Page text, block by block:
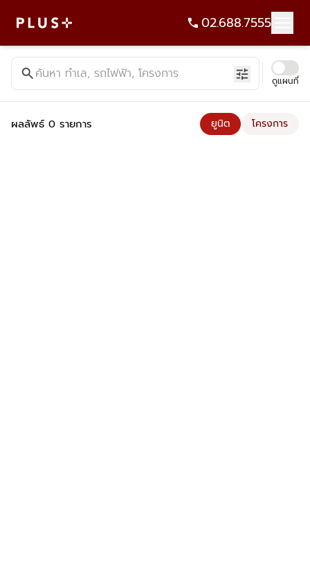
02.688.7555
ค้นหาคอนโด บ้าน ที่ดิน อาคารสำนักงาน ทั้งขายและเช่า - Plus
searchค้นหา ทำเล, รถไฟฟ้า, โครงการ tune ดูแผนที่
ผลลัพธ์ 0 รายการ ยูนิต โครงการ